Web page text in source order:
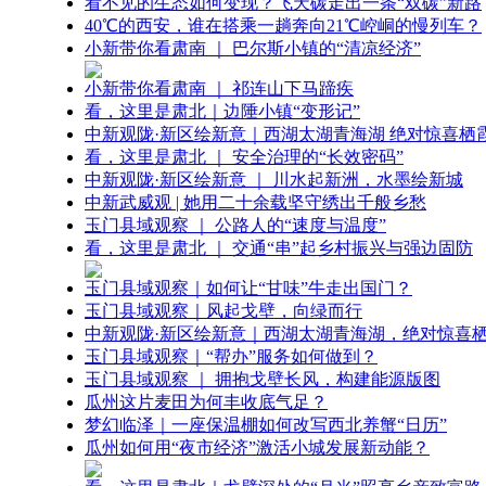
40℃的西安，谁在搭乘一趟奔向21℃崆峒的慢列车？
小新带你看肃南 ｜ 巴尔斯小镇的“清凉经济”
小新带你看肃南 ｜ 祁连山下马蹄疾
看，这里是肃北｜边陲小镇“变形记”
中新观陇·新区绘新意｜西湖太湖青海湖 绝对惊喜栖
看，这里是肃北 ｜ 安全治理的“长效密码”
中新观陇·新区绘新意 ｜ 川水起新洲，水墨绘新城
中新武威观 | 她用二十余载坚守绣出千般乡愁
玉门县域观察 ｜ 公路人的“速度与温度”
看，这里是肃北 ｜ 交通“串”起乡村振兴与强边固防
玉门县域观察｜如何让“甘味”牛走出国门？
玉门县域观察｜风起戈壁，向绿而行
中新观陇·新区绘新意｜西湖太湖青海湖，绝对惊喜
玉门县域观察｜“帮办”服务如何做到？
玉门县域观察 ｜ 拥抱戈壁长风，构建能源版图
瓜州这片麦田为何丰收底气足？
梦幻临泽｜一座保温棚如何改写西北养蟹“日历”
瓜州如何用“夜市经济”激活小城发展新动能？